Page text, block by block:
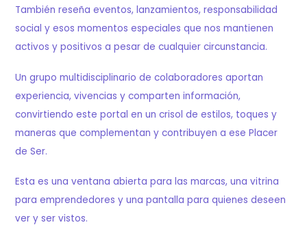
También reseña eventos, lanzamientos, responsabilidad
social y esos momentos especiales que nos mantienen
activos y positivos a pesar de cualquier circunstancia.
Un grupo multidisciplinario de colaboradores aportan
experiencia, vivencias y comparten información,
convirtiendo este portal en un crisol de estilos, toques y
maneras que complementan y contribuyen a ese Placer
de Ser.
Esta es una ventana abierta para las marcas, una vitrina
para emprendedores y una pantalla para quienes deseen
ver y ser vistos.